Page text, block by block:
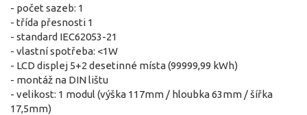
- počet sazeb: 1
- třída přesnosti 1
- standard IEC62053-21
- vlastní spotřeba: <1W
- LCD displej 5+2 desetinné místa (99999,99 kWh)
- montáž na DIN lištu
- velikost: 1 modul (výška 117mm / hloubka 63mm / šířka
17,5mm)